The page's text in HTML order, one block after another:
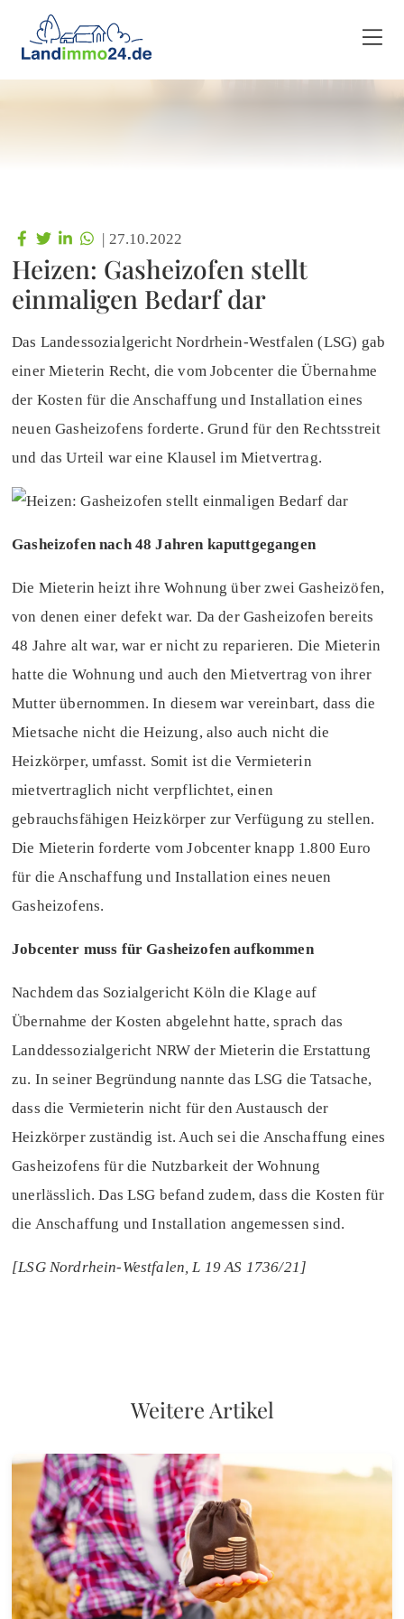
| 27.10.2022
Heizen: Gasheizofen stellt
einmaligen Bedarf dar
Das Landessozialgericht Nordrhein-Westfalen (LSG) gab
einer Mieterin Recht, die vom Jobcenter die Übernahme
der Kosten für die Anschaffung und Installation eines
neuen Gasheizofens forderte. Grund für den Rechtsstreit
und das Urteil war eine Klausel im Mietvertrag.
Gasheizofen nach 48 Jahren kaputtgegangen
Die Mieterin heizt ihre Wohnung über zwei Gasheizöfen,
von denen einer defekt war. Da der Gasheizofen bereits
48 Jahre alt war, war er nicht zu reparieren. Die Mieterin
hatte die Wohnung und auch den Mietvertrag von ihrer
Mutter übernommen. In diesem war vereinbart, dass die
Mietsache nicht die Heizung, also auch nicht die
Heizkörper, umfasst. Somit ist die Vermieterin
mietvertraglich nicht verpflichtet, einen
gebrauchsfähigen Heizkörper zur Verfügung zu stellen.
Die Mieterin forderte vom Jobcenter knapp 1.800 Euro
für die Anschaffung und Installation eines neuen
Gasheizofens.
Jobcenter muss für Gasheizofen aufkommen
Nachdem das Sozialgericht Köln die Klage auf
Übernahme der Kosten abgelehnt hatte, sprach das
Landdessozialgericht NRW der Mieterin die Erstattung
zu. In seiner Begründung nannte das LSG die Tatsache,
dass die Vermieterin nicht für den Austausch der
Heizkörper zuständig ist. Auch sei die Anschaffung eines
Gasheizofens für die Nutzbarkeit der Wohnung
unerlässlich. Das LSG befand zudem, dass die Kosten für
die Anschaffung und Installation angemessen sind.
[LSG Nordrhein-Westfalen, L 19 AS 1736/21]
Weitere Artikel